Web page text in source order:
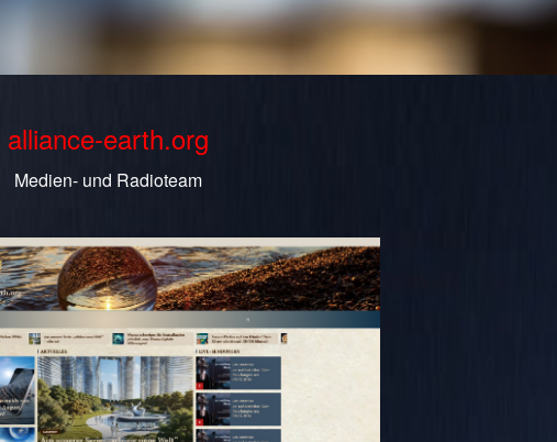
alliance-earth.org
Medien- und Radioteam